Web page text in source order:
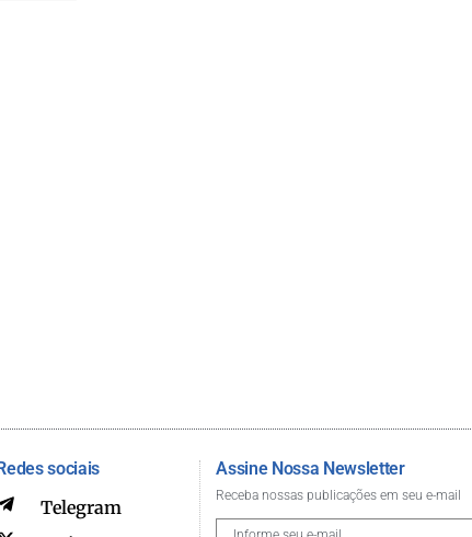
sociais
Telegram
Assine Nossa Newsletter
Receba nossas publicações em seu e-mail